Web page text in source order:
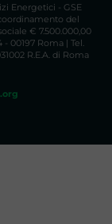
Energetici - GSE
del
€ 7.500.000,00
- 00197 Roma | Tel.
R.E.A. di Roma